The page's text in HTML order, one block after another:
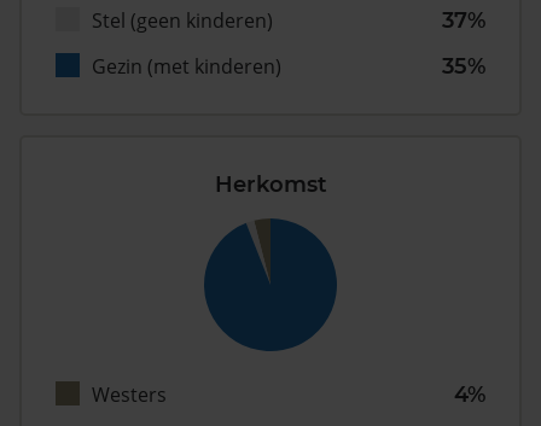
Stel (geen kinderen)
37%
Gezin (met kinderen)
35%
Herkomst
Westers
4%